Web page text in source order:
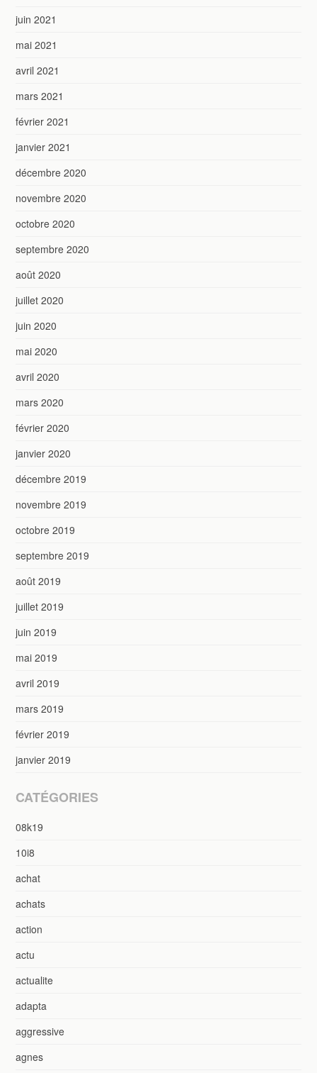
juin 2021
mai 2021
avril 2021
mars 2021
février 2021
janvier 2021
décembre 2020
novembre 2020
octobre 2020
septembre 2020
août 2020
juillet 2020
juin 2020
mai 2020
avril 2020
mars 2020
février 2020
janvier 2020
décembre 2019
novembre 2019
octobre 2019
septembre 2019
août 2019
juillet 2019
juin 2019
mai 2019
avril 2019
mars 2019
février 2019
janvier 2019
CATÉGORIES
08k19
10i8
achat
achats
action
actu
actualite
adapta
aggressive
agnes